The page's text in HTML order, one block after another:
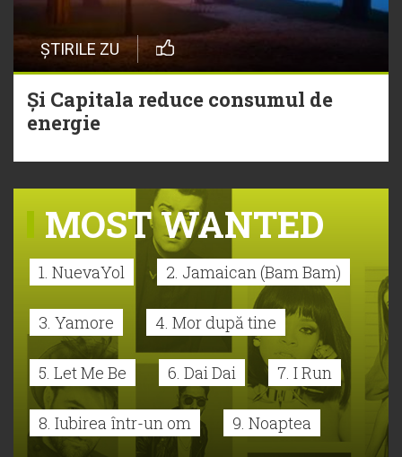
ȘTIRILE ZU
Și Capitala reduce consumul de
energie
MOST WANTED
1. NuevaYol 2. Jamaican (Bam Bam)
3. Yamore 4. Mor după tine
5. Let Me Be 6. Dai Dai 7. I Run
8. Iubirea într-un om 9. Noaptea